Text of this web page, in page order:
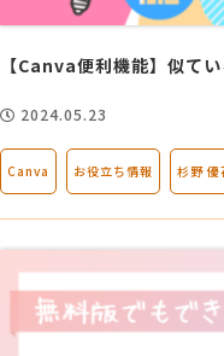
【Canva便利機能】似て
2024.05.23
Canva お役立ち情報 杉野 優